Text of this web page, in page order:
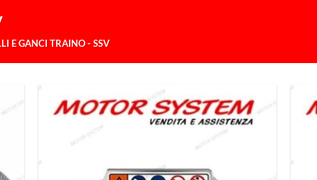
E GANCI TRAINO - SSV